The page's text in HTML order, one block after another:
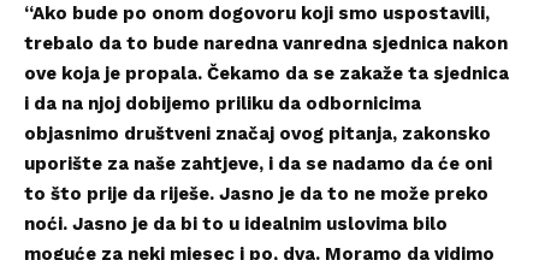
“Ako bude po onom dogovoru koji smo uspostavili,
trebalo da to bude naredna vanredna sjednica nakon
ove koja je propala. Čekamo da se zakaže ta sjednica
i da na njoj dobijemo priliku da odbornicima
objasnimo društveni značaj ovog pitanja, zakonsko
uporište za naše zahtjeve, i da se nadamo da će oni
to što prije da riješe. Jasno je da to ne može preko
noći. Jasno je da bi to u idealnim uslovima bilo
moguće za neki mjesec i po, dva. Moramo da vidimo